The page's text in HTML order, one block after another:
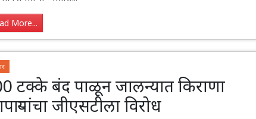
More...
टक्के बंद पाळून जालन्यात किराणा
जीएसटीला विरोध